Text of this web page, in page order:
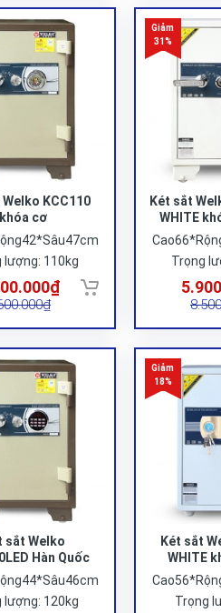
KCC110
khóa cơ
lượng: 110kg
Két sắt
WHITE
Trọng
sắt Welko
Hàn Quốc
lượng: 120kg
Két sắt
WHITE
Trọng